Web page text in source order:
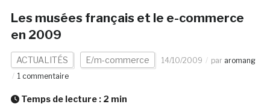
Les musées français et le e-commerce
en 2009
ACTUALITÉS E/m-commerce 14/10/2009 par aromang
1 commentaire
Temps de lecture : 2 min